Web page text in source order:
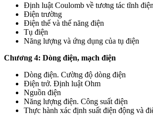
Định luật Coulomb về tương tác tĩnh điện
Điện trường
Điện thế và thế năng điện
Tụ điện
Năng lượng và ứng dụng của tụ điện
Chương 4: Dòng điện, mạch điện
Dòng điện. Cường độ dòng điện
Điện trở. Định luật Ohm
Nguồn điện
Năng lượng điện. Công suất điện
Thực hành xác định suất điện động và